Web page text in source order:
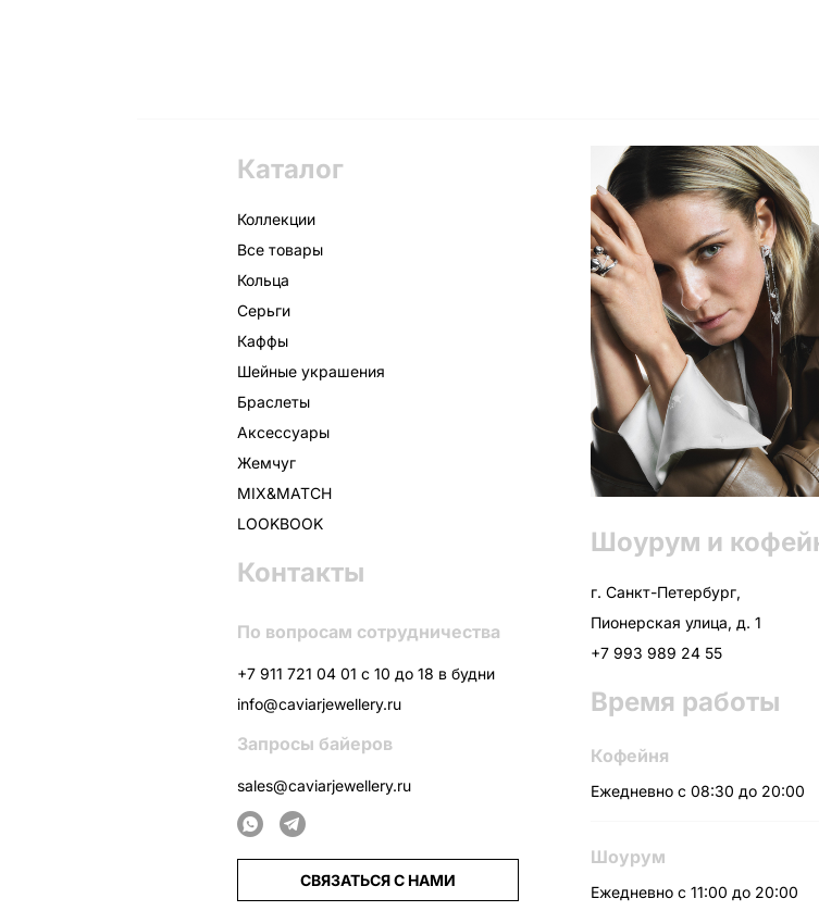
Каталог
Коллекции
Все товары
Кольца
Серьги
Каффы
Шейные украшения
Браслеты
Аксессуары
Жемчуг
MIX&MATCH
LOOKBOOK
Контакты
По вопросам сотрудничества
+7 911 721 04 01 с 10 до 18 в будни
info@caviarjewellery.ru
Запросы байеров
sales@caviarjewellery.ru
СВЯЗАТЬСЯ С НАМИ
Шоурум и
г. Санкт-Петербург,
Пионерская улица, д. 1
+7 993 989 24 55
Время работы
Кофейня
Ежедневно с 08:30 до 20:00
Шоурум
Ежедневно с 11:00 до 20:00